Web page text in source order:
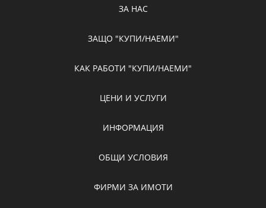
ЗА НАС
ЗАЩО "КУПИ/НАЕМИ"
КАК РАБОТИ "КУПИ/НАЕМИ"
ЦЕНИ И УСЛУГИ
ИНФОРМАЦИЯ
ОБЩИ УСЛОВИЯ
ФИРМИ ЗА ИМОТИ